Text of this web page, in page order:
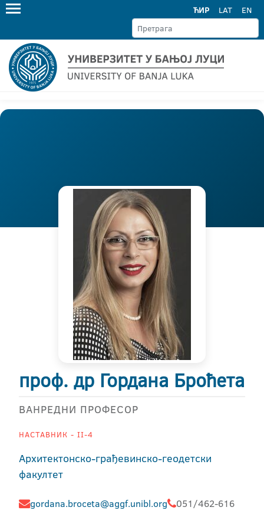
ЋИР LAT EN
проф. др Гордана Броћета
ВАНРЕДНИ ПРОФЕСОР
НАСТАВНИК - II-4
Архитектонско-грађевинско-геодетски
факултет
gordana.broceta@aggf.unibl.org 051/462-616